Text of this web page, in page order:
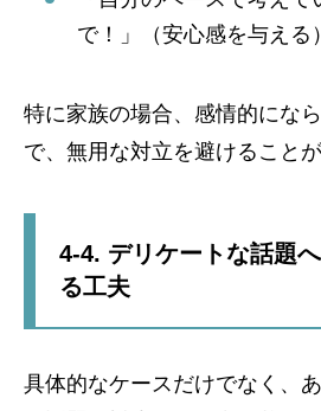
で！」（安心感を与える）
特に家族の場合、感情的にな
で、無用な対立を避けることが
4-4. デリケートな話題
る工夫
具体的なケースだけでなく、